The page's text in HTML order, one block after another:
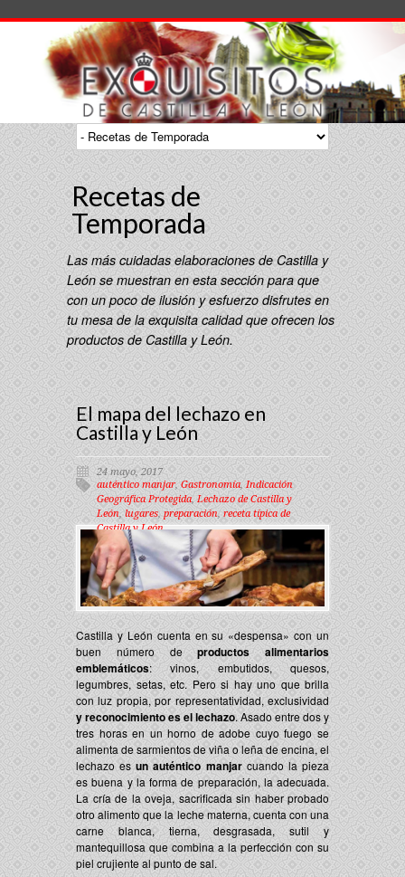
Recetas de
Temporada
Las más cuidadas elaboraciones de Castilla y
León se muestran en esta sección para que
con un poco de ilusión y esfuerzo disfrutes en
tu mesa de la exquisita calidad que ofrecen los
productos de Castilla y León.
El mapa del lechazo en
Castilla y León
24 mayo, 2017
auténtico manjar, Gastronomía,Indicación
Geográfica Protegida,Lechazo de Castilla y
León, lugares, preparación, receta típica de
Castilla y León
Castilla y León cuenta en su «despensa» con un
buen número deproductos alimentarios
emblemáticos: vinos, embutidos, quesos,
legumbres, setas, etc. Pero si hay uno que brilla
con luz propia, por representatividad, exclusividad
y reconocimiento es el lechazo. Asado entre dos y
tres horas en un horno de adobe cuyo fuego se
alimenta de sarmientos de viña o leña de encina, el
lechazo esun auténtico manjarcuando la pieza
es buena y la forma de preparación, la adecuada.
La cría de la oveja, sacrificada sin haber probado
otro alimento que la leche materna, cuenta con una
carne blanca, tierna, desgrasada, sutil y
mantequillosa que combina a la perfección con su
piel crujiente al punto de sal.